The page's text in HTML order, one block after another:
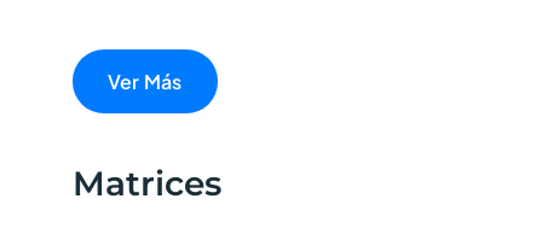
Ver Más
Matrices